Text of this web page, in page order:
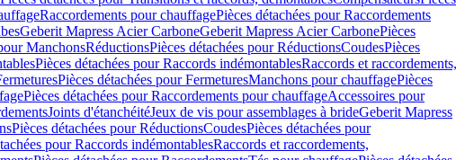
Raccordements pour chauffagePièces détachées pour Raccordements
Geberit Mapress Acier CarboneGeberit Mapress Acier CarbonePièces
ManchonsRéductionsPièces détachées pour RéductionsCoudesPièces
Pièces détachées pour Raccords indémontablesRaccords et raccordements,
Pièces détachées pour FermeturesManchons pour chauffagePièces
Pièces détachées pour Raccordements pour chauffageAccessoires pour
Joints d'étanchéitéJeux de vis pour assemblages à brideGeberit Mapress
Pièces détachées pour RéductionsCoudesPièces détachées pour
pour Raccords indémontablesRaccords et raccordements,